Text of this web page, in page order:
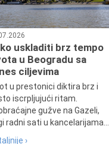
uskladiti brz tempo
u Beogradu sa
ciljevima
u prestonici diktira brz i
iscrpljujući ritam.
gužve na Gazeli,
radni sati u kancelarijama...
›